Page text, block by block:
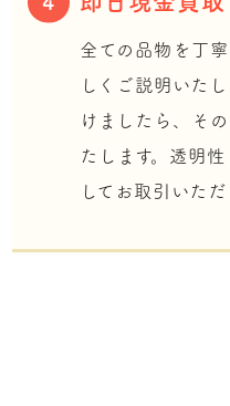
全ての品物を丁
しくご説明いた
けましたら、そ
たします。透明
してお取引いた